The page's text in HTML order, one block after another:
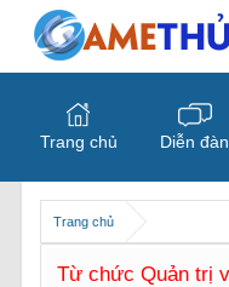
Trang chủ
Từ chức Quản trị
Trang chủ Diễn đàn